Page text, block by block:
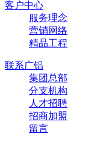
客户中心
服务理念
营销网络
精品工程
联系广铝
集团总部
分支机构
人才招聘
招商加盟
留言